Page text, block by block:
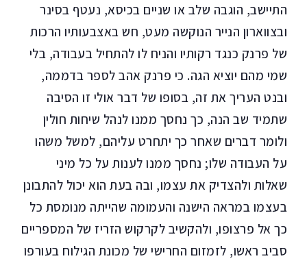
התיישב, הוגבה שלב או שניים בכיסא, נעטף בסינר
ובצווארון הנייר הנוקשה מעט, חש באצבעותיו הרכות
של פרנק כנגד רקותיו והניח לו להתחיל בעבודה, בלי
שמי מהם יוציא הגה. כי פרנק אהב לספר בדממה,
ובנט העריך את זה, בסופו של דבר אולי זו הסיבה
שתמיד שב הנה, כך נחסך ממנו לנהל שיחות חולין
ולומר דברים שאחר כך יתחרט עליהם, למשל משהו
על העבודה שלו; נחסך ממנו לענות על כל מיני
שאלות ולהצדיק את עצמו, ובה בעת הוא יכול להתבונן
בעצמו במראה הישנה והעמומה שהייתה מנומסת כל
כך אל פרצופו, ולהקשיב לקרקוש הזריז של המספריים
סביב ראשו, לזמזום החרישי של מכונת הגילוח בעורפו